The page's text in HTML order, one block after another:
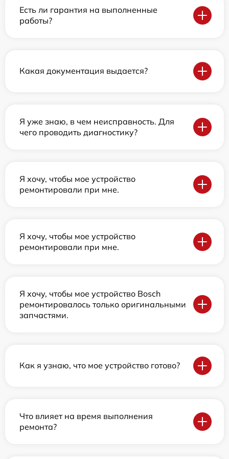
Есть ли гарантия на выполненные
работы?
Какая документация выдается?
Я уже знаю, в чем неисправность. Для
чего проводить диагностику?
Я хочу, чтобы мое устройство
ремонтировали при мне.
Я хочу, чтобы мое устройство
ремонтировали при мне.
Я хочу, чтобы мое устройство Bosch
ремонтировалось только оригинальными
запчастями.
Как я узнаю, что мое устройство готово?
Что влияет на время выполнения
ремонта?